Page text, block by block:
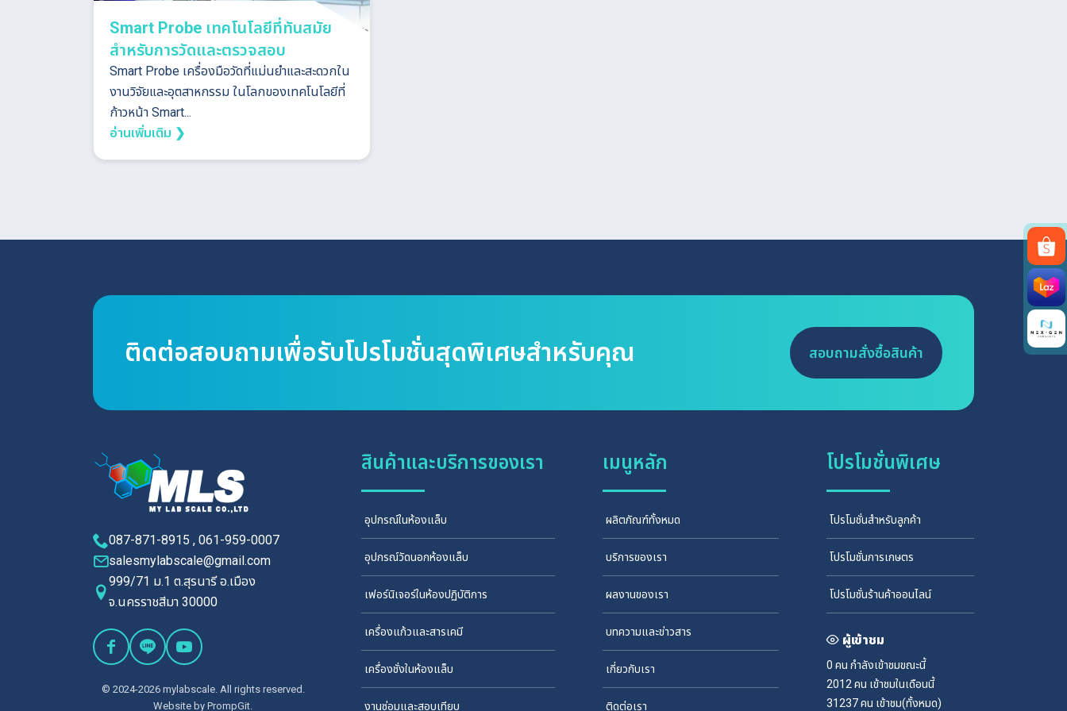
Smart Probe เทคโนโลยีที่ทันสมัย
สำหรับการวัดและตรวจสอบ
Smart Probe เครื่องมือวัดที่แม่นยำและสะดวกใน
งานวิจัยและอุตสาหกรรม ในโลกของเทคโนโลยีที่
ก้าวหน้า Smart...
อ่านเพิ่มเติม ❯
ติดต่อสอบถามเพื่อรับโปรโมชั่นสุดพิเศษสำหรับคุณ สอบถามสั่งซื้อสินค้า
087-871-8915 , 061-959-0007
salesmylabscale@gmail.com
999/71 ม.1 ต.สุรนารี อ.เมือง
จ.นครราชสีมา 30000
© 2024-2026 mylabscale. All rights reserved.
Website byPrompGit.
สินค้าและบริการของเรา
อุปกรณ์ในห้องแล็บ
อุปกรณ์วัดนอกห้องแล็บ
เฟอร์นิเจอร์ในห้องปฏิบัติการ
เครื่องแก้วและสารเคมี
เครื่องชั่งในห้องแล็บ
งานซ่อมและสอบเทียบ
เมนูหลัก
ผลิตภัณฑ์ทั้งหมด
บริการของเรา
ผลงานของเรา
บทความและข่าวสาร
เกี่ยวกับเรา
ติดต่อเรา
โปรโมชั่นพิเศษ
โปรโมชั่นสำหรับลูกค้า
โปรโมชั่นการเกษตร
โปรโมชั่นร้านค้าออนไลน์
ผู้เข้าชม
0 คน กำลังเข้าชมขณะนี้
2012 คน เข้าชมในเดือนนี้
31237 คน เข้าชม(ทั้งหมด)